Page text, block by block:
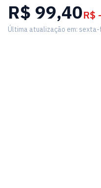
R$ 99,40R$
Última atualização em: